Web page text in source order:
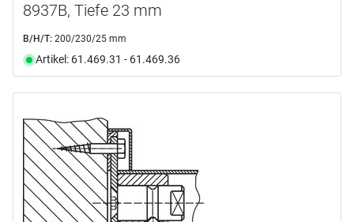
8937B, Tiefe 23 mm
B/H/T: 200/230/25 mm
Artikel: 61.469.31 - 61.469.36